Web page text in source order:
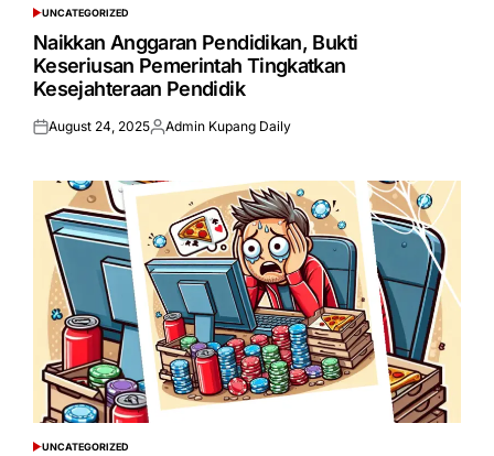
POSTED
IN
UNCATEGORIZED
Naikkan Anggaran Pendidikan, Bukti
Keseriusan Pemerintah Tingkatkan
Kesejahteraan Pendidik
Posted
August 24, 2025Posted
Admin Kupang Daily
POSTED
UNCATEGORIZED